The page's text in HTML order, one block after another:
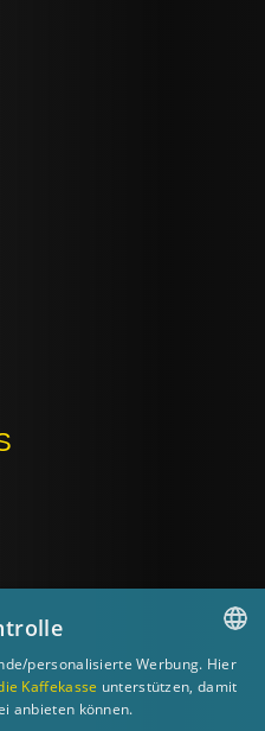
GERMAN
personalisierte Werbung. Hier
Kaffekasse unterstützen, damit
anbieten können.